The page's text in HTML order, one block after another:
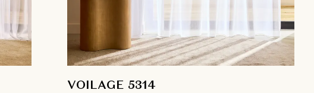
VOILAGE 5314